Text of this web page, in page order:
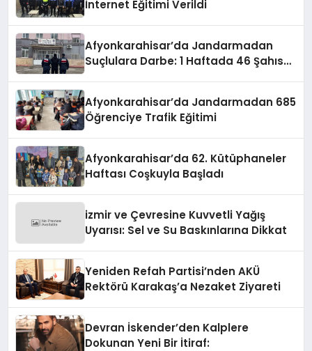
İnternet Eğitimi Verildi
Afyonkarahisar’da Jandarmadan
Suçlulara Darbe: 1 Haftada 46 Şahıs
Afyonkarahisar’da Jandarmadan 685
Öğrenciye Trafik Eğitimi
Afyonkarahisar’da 62. Kütüphaneler
Haftası Coşkuyla Başladı
izmir ve Çevresine Kuvvetli Yağış
Uyarısı: Sel ve Su Baskınlarına Dikkat
Yeniden Refah Partisi’nden AKÜ
Rektörü Karakaş’a Nezaket Ziyareti
Devran İskender’den Kalplere
Dokunan Yeni Bir İtiraf: